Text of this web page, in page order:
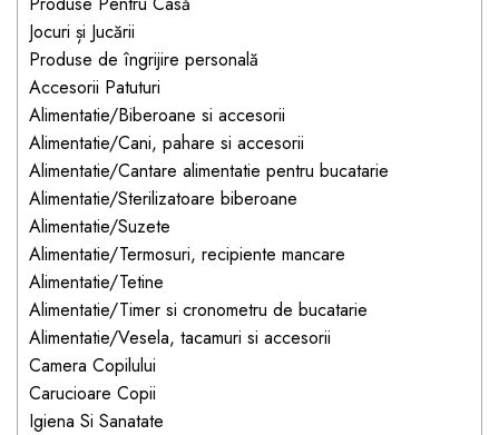
Produse de protecție
mobilier industrial
Bandă avertizare
Cărucioare copii
Accesorii Cărucioare
Set protecții copii
Scaune auto copii
Siguranță auto copii
Tapet protector perete
camera copiilor
Incălzitoare biberoane
copii
Termosuri, recipiente
mâncare pentru copii
Suzete bebe
Jocuri de familie sau grup
Masinute, avioane,
motociclete
Jocuri de pictura si desen
Jucarii muzicale
Jucării educative copii
Biciclete și Triciclete
Jocuri și Jucării
Produse de îngrijire personală
Accesorii Patuturi
Alimentatie/Biberoane si accesorii
Alimentatie/Cani, pahare si accesorii
Alimentatie/Cantare alimentatie pentru bucatarie
Alimentatie/Sterilizatoare biberoane
Alimentatie/Suzete
Alimentatie/Termosuri, recipiente mancare
Alimentatie/Tetine
Alimentatie/Timer si cronometru de bucatarie
Alimentatie/Vesela, tacamuri si accesorii
Camera Copilului
Carucioare Copii
Igiena Si Sanatate